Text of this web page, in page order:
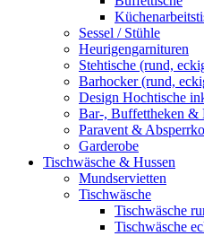
Sessel / Stühle
Heurigengarnituren
Stehtische (rund,
Barhocker (rund,
Design Hochtische
Bar-, Buffettheken &
Paravent &
Garderobe
Tischwäsche & Hussen
Mundservietten
Tischwäsche
Tischwäsche
Tischwäsche